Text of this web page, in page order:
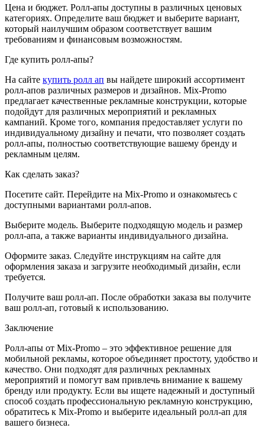
Цена и бюджет. Ролл-апы доступны в различных ценовых
категориях. Определите ваш бюджет и выберите вариант,
который наилучшим образом соответствует вашим
требованиям и финансовым возможностям.
Где купить ролл-апы?
На сайте купить ролл ап вы найдете широкий ассортимент
ролл-апов различных размеров и дизайнов. Mix-Promo
предлагает качественные рекламные конструкции, которые
подойдут для различных мероприятий и рекламных
кампаний. Кроме того, компания предоставляет услуги по
индивидуальному дизайну и печати, что позволяет создать
ролл-апы, полностью соответствующие вашему бренду и
рекламным целям.
Как сделать заказ?
Посетите сайт. Перейдите на Mix-Promo и ознакомьтесь с
доступными вариантами ролл-апов.
Выберите модель. Выберите подходящую модель и размер
ролл-апа, а также варианты индивидуального дизайна.
Оформите заказ. Следуйте инструкциям на сайте для
оформления заказа и загрузите необходимый дизайн, если
требуется.
Получите ваш ролл-ап. После обработки заказа вы получите
ваш ролл-ап, готовый к использованию.
Заключение
Ролл-апы от Mix-Promo – это эффективное решение для
мобильной рекламы, которое объединяет простоту, удобство и
качество. Они подходят для различных рекламных
мероприятий и помогут вам привлечь внимание к вашему
бренду или продукту. Если вы ищете надежный и доступный
способ создать профессиональную рекламную конструкцию,
обратитесь к Mix-Promo и выберите идеальный ролл-ап для
вашего бизнеса.